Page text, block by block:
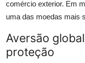
comércio exterior. Em
uma das moedas mais
Aversão
proteção